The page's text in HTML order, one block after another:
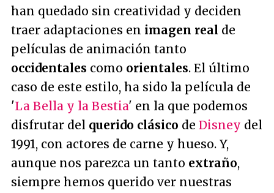
han quedado sin creatividad y deciden
traer adaptaciones en imagen real de
películas de animación tanto
occidentales como orientales. El último
caso de este estilo, ha sido la película de
'La Bella y la Bestia' en la que podemos
disfrutar del querido clásico de Disney del
1991, con actores de carne y hueso. Y,
aunque nos parezca un tanto extraño,
siempre hemos querido ver nuestras